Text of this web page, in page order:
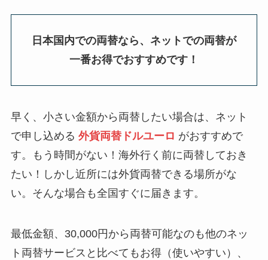
日本国内での両替なら、ネットでの両替が
一番お得でおすすめです！
早く、小さい金額から両替したい場合は、ネット
で申し込める 外貨両替ドルユーロ がおすすめで
す。もう時間がない！海外行く前に両替しておき
たい！しかし近所には外貨両替できる場所がな
い。そんな場合も全国すぐに届きます。
最低金額、30,000円から両替可能なのも他のネッ
ト両替サービスと比べてもお得（使いやすい）、